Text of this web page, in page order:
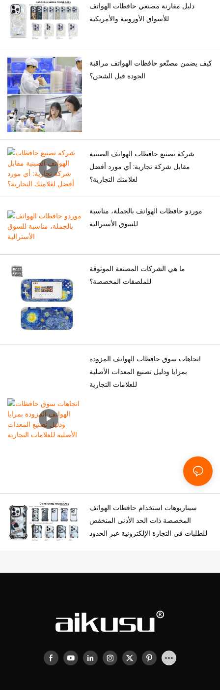
دليل مقارنة مصنعي حافظات الهواتف
للأسواق الأوروبية والأمريكية
كيف يضمن مصنّعو حافظات الهواتف مراقبة
الجودة قبل الشحن؟
شركة تصنيع حافظات الهواتف الصينية
مقابل شركة تجارية: أي مورد أفضل
لعلامتك التجارية؟
موردو حافظات الهواتف بالجملة، مناسبة
للسوق الأسترالية
ما هي الشركات المصنعة الموثوقة
للملصقات المخصصة؟
اتجاهات سوق حافظات الهواتف المزودة
بمرايا ودليل تصنيع المعدات الأصلية
للعلامات التجارية
سيناريوهات استخدام حافظات الهواتف
المخصصة ذات الحد الأدنى المنخفض
للطلبات في التجارة الإلكترونية عبر الحدود